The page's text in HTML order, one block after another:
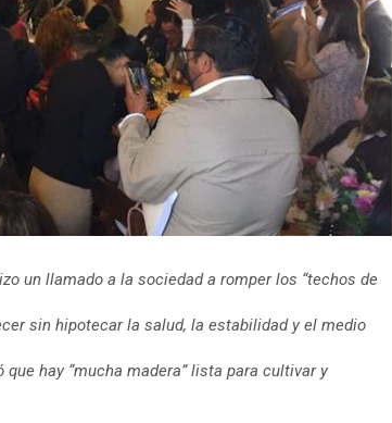
un llamado a la sociedad a romper los “techos de
sin hipotecar la salud, la estabilidad y el medio
hay “mucha madera” lista para cultivar y